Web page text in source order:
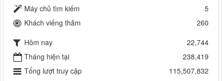
Máy chủ tìm kiếm
5
Khách viếng thăm
260
Hôm nay
22,744
Tháng hiện tại
238,419
Tổng lượt truy cập
115,507,832